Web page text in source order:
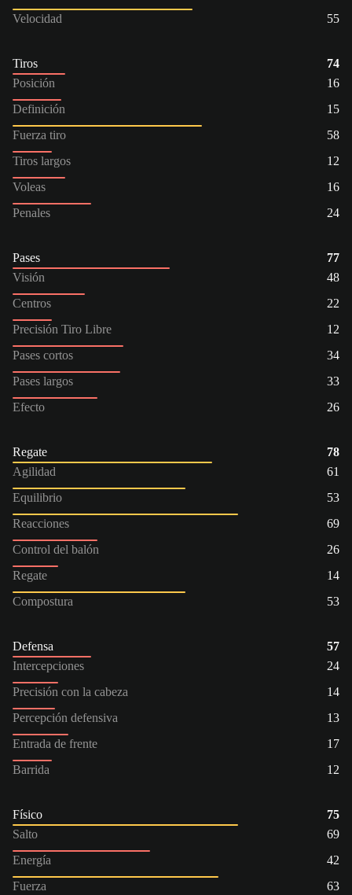
Velocidad
55
Tiros
74
Posición
16
Definición
15
Fuerza tiro
58
Tiros largos
12
Voleas
16
Penales
24
Pases
77
Visión
48
Centros
22
Precisión Tiro Libre
12
Pases cortos
34
Pases largos
33
Efecto
26
Regate
78
Agilidad
61
Equilibrio
53
Reacciones
69
Control del balón
26
Regate
14
Compostura
53
Defensa
57
Intercepciones
24
Precisión con la cabeza
14
Percepción defensiva
13
Entrada de frente
17
Barrida
12
Físico
75
Salto
69
Energía
42
Fuerza
63